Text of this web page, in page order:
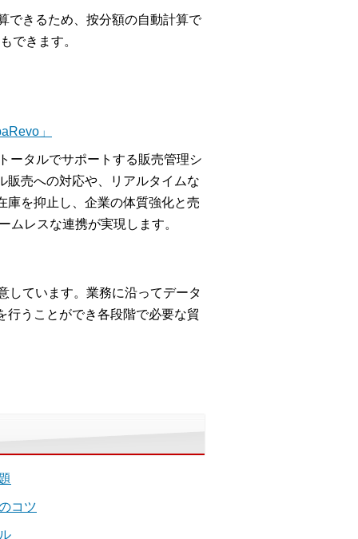
できるため、按分額の自動計算で
できます。
」
ータルでサポートする販売管理シ
販売への対応や、リアルタイムな
庫を抑止し、企業の体質強化と売
ムレスな連携が実現します。
しています。業務に沿ってデータ
行うことができ各段階で必要な貿
コツ